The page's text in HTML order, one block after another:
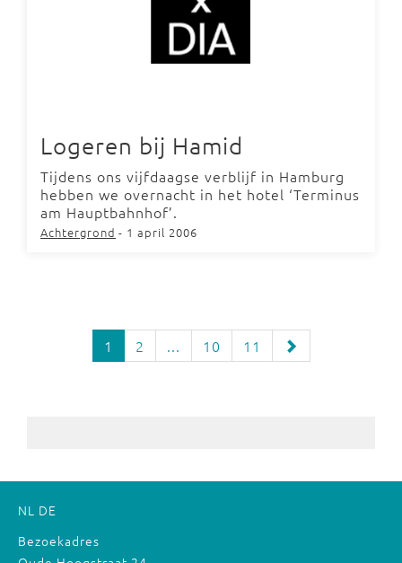
Logeren bij Hamid
Tijdens ons vijfdaagse verblijf in Hamburg
hebben we overnacht in het hotel ‘Terminus
am Hauptbahnhof’.
Achtergrond - 1 april 2006
1 2 ... 10 11
NL DE
Bezoekadres